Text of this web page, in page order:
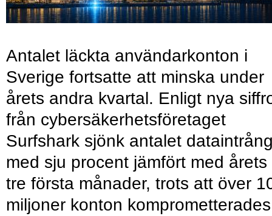
Antalet läckta användarkonton i
Sverige fortsatte att minska under
årets andra kvartal. Enligt nya
från cybersäkerhetsföretaget
Surfshark sjönk antalet
med sju procent jämfört med årets
tre första månader, trots att över
miljoner konton komprometterades